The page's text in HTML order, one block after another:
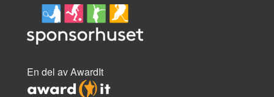
En del av AwardIt